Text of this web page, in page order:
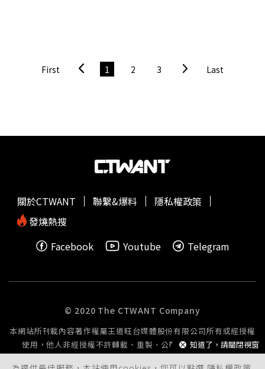
市，陳金萍分析，桃園市近年有桃園 航空城
、亞洲矽谷2.0
以及捷運綠線等重大建設題材，挹注地方發展動能。此外，
活動，多年前桃園青埔發展時就入手買房，當時還沒什麼人
聽過青埔。他現在假日和出國都會住青埔，平日就住台北，
機場又比青埔更近，現在進場絕對不會錯。至於很多人會
綁，現在青埔房價60多萬元、中永和房價新建案也破百萬，
「目前客運園區每坪約35萬元，原物料成本上漲，怎麼可能
順麗」推出總價688萬元起可買19坪，對小家庭來說相當合
適。上順建築總經理李龍麒也表示，現在大部分的工地蓋得
上順建築就像是建築界的模範生、公務員一樣，按表操課，
筆土地，要跟著國家的發展繼續努力、繼續建設。
First 1 2 3 Last
知道了，請關閉視窗
關於CTWANT 聯繫&爆料
隱私權政策
發燒熱搜
Facebook
Youtube Telegram
© 2020 The CTWANT Company
本網站所刊載內容著作權屬王道旺台媒體股份有限公司所有或經授權
使用，他人非經授權不許轉載、重製、公開播送或公開傳輸。